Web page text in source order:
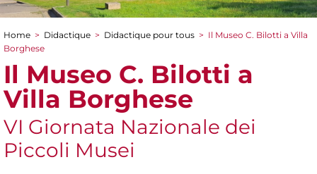
You are here
Home > Didactique > Didactique pour tous > Il Museo C. Bilotti a Villa
Borghese
Il Museo C. Bilotti a
Villa Borghese
VI Giornata Nazionale dei
Piccoli Musei